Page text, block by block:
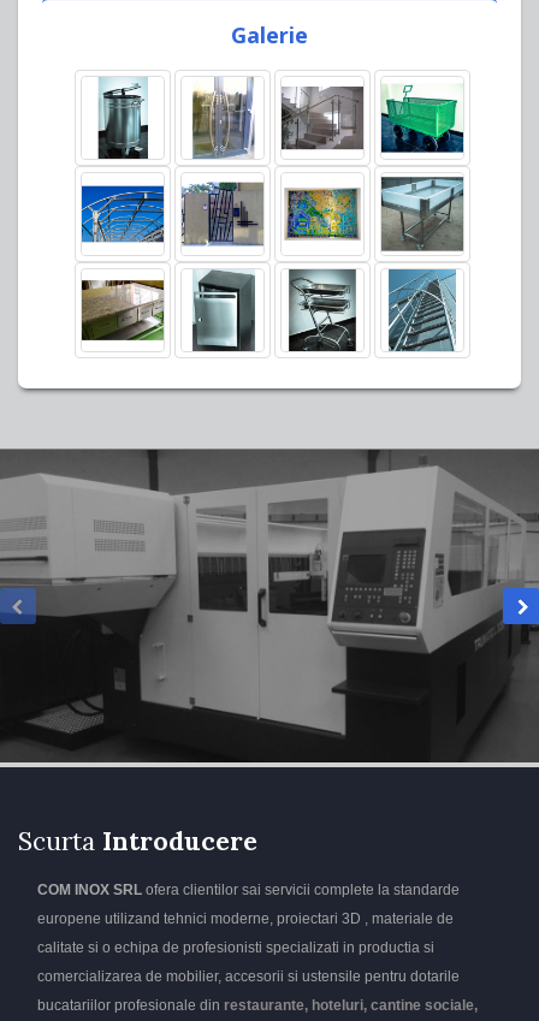
Galerie
Scurta Introducere
COM INOX SRL ofera clientilor sai servicii complete la standarde
europene utilizand tehnici moderne, proiectari 3D , materiale de
calitate si o echipa de profesionisti specializati in productia si
comercializarea de mobilier, accesorii si ustensile pentru dotarile
bucatariilor profesionale din restaurante, hoteluri, cantine sociale,